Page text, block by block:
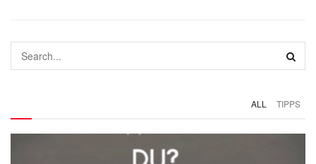
ALL TIPPS